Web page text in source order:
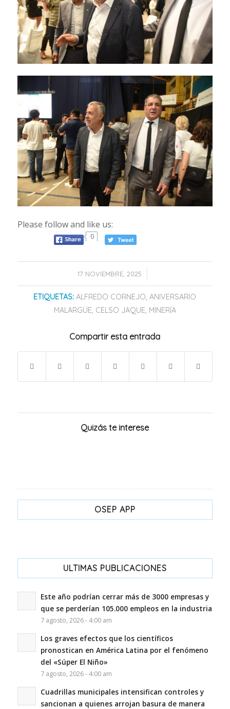
Please follow and like us:
0
17 NOVIEMBRE, 2025
/
ETIQUETAS: ALFREDO CORNEJO,ANIVERSARIO
MALARGÜE, CELSO JAQUE, MINERÍA
Compartir esta entrada
Quizás te interese
OSEP APP
ULTIMAS PUBLICACIONES
Este año podrían cerrar más de 3000 empresas y
que se perderían 105.000 empleos en la industria
7 agosto, 2026 - 4:00 am
Los graves efectos que los científicos
pronostican en América Latina por el fenómeno
del «Súper El Niño»
7 agosto, 2026 - 4:00 am
Cuadrillas municipales intensifican controles y
sancionan a quienes arrojan basura de manera